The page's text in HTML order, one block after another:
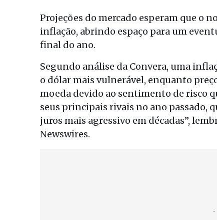
Projeções do mercado esperam que o
inflação, abrindo espaço para um
final do ano.
Segundo análise da Convera, uma
o dólar mais vulnerável, enquanto
moeda devido ao sentimento de risco
seus principais rivais no ano passado,
juros mais agressivo em décadas”,
Newswires.